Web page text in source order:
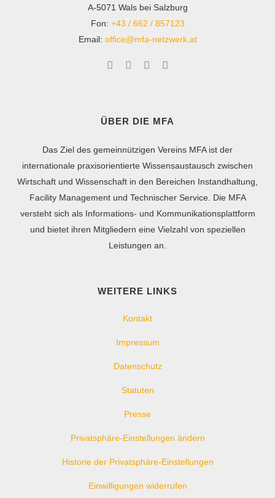
A-5071 Wals bei Salzburg
Fon: +43 / 662 / 857123
Email: office@mfa-netzwerk.at
ÜBER DIE MFA
Das Ziel des gemeinnützigen Vereins MFA ist der
internationale praxisorientierte Wissensaustausch zwischen
Wirtschaft und Wissenschaft in den Bereichen Instandhaltung,
Facility Management und Technischer Service. Die MFA
versteht sich als Informations- und Kommunikationsplattform
und bietet ihren Mitgliedern eine Vielzahl von speziellen
Leistungen an.
WEITERE LINKS
Kontakt
Impressum
Datenschutz
Statuten
Presse
Privatsphäre-Einstellungen ändern
Historie der Privatsphäre-Einstellungen
Einwilligungen widerrufen